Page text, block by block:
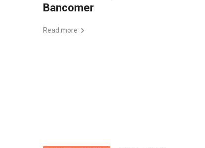
Bancomer
Read more